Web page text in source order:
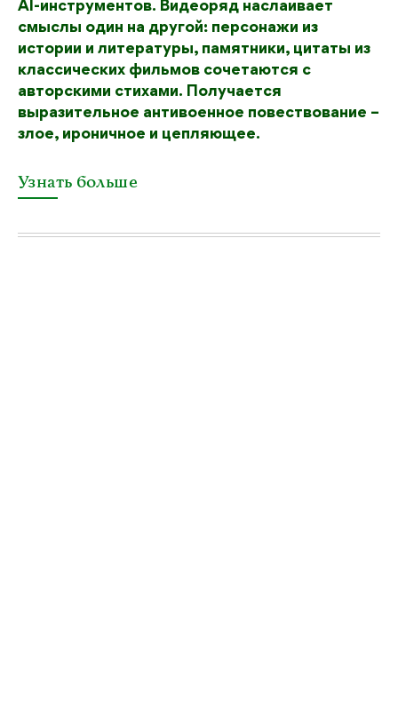
AI-инструментов. Видеоряд наслаивает
смыслы один на другой: персонажи из
истории и литературы, памятники, цитаты из
классических фильмов сочетаются с
авторскими стихами. Получается
выразительное антивоенное повествование –
злое, ироничное и цепляющее.
Узнать больше